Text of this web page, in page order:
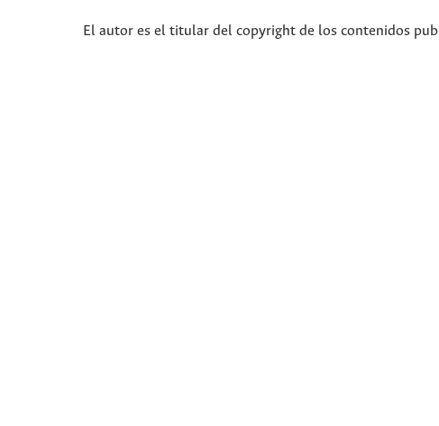
El autor es el titular del copyright de los contenidos